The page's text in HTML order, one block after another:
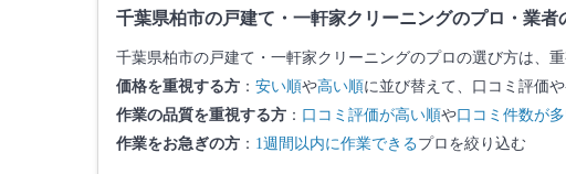
千葉県柏市の戸建て・一軒家クリーニングのプロ・業者
千葉県柏市の戸建て・一軒家クリーニングのプロの選び方は、
価格を重視する方 ： 安い順や高い順に並び替えて、口コミ評価
作業の品質を重視する方 ： 口コミ評価が高い順や口コミ件数が
作業をお急ぎの方 ： 1週間以内に作業できるプロを絞り込む